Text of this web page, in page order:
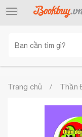
Toggle
Trang chủ Thần